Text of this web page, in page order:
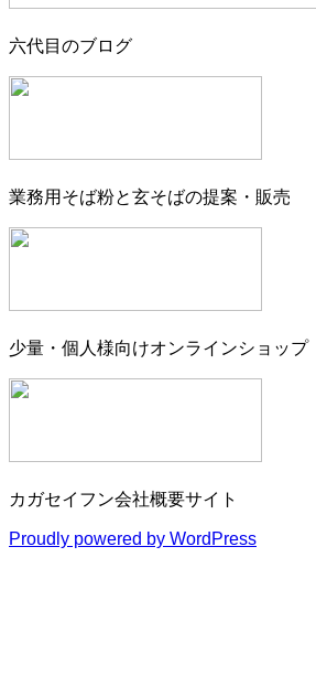
六代目のブログ
業務用そば粉と玄そばの提案・販売
少量・個人様向けオンラインショップ
カガセイフン会社概要サイト
Proudly powered by WordPress